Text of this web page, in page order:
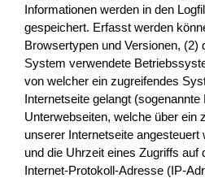
Informationen werden in den
gespeichert. Erfasst werden
Browsertypen und Versionen, (2)
System verwendete
von welcher ein zugreifendes
Internetseite gelangt
Unterwebseiten, welche über ein
unserer Internetseite angesteuert
und die Uhrzeit eines Zugriffs auf
Internet-Protokoll-Adresse (IP-